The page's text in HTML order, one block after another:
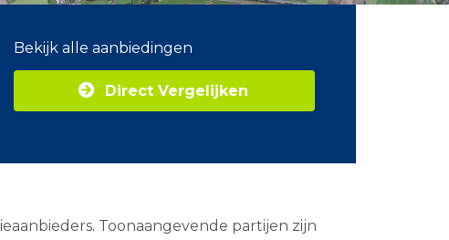
Bekijk alle aanbiedingen
Direct Vergelijken
Toonaangevende partijen zijn